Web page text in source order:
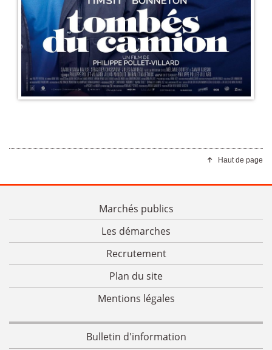
Haut de page
Marchés publics
Les démarches
Recrutement
Plan du site
Mentions légales
Bulletin d'information